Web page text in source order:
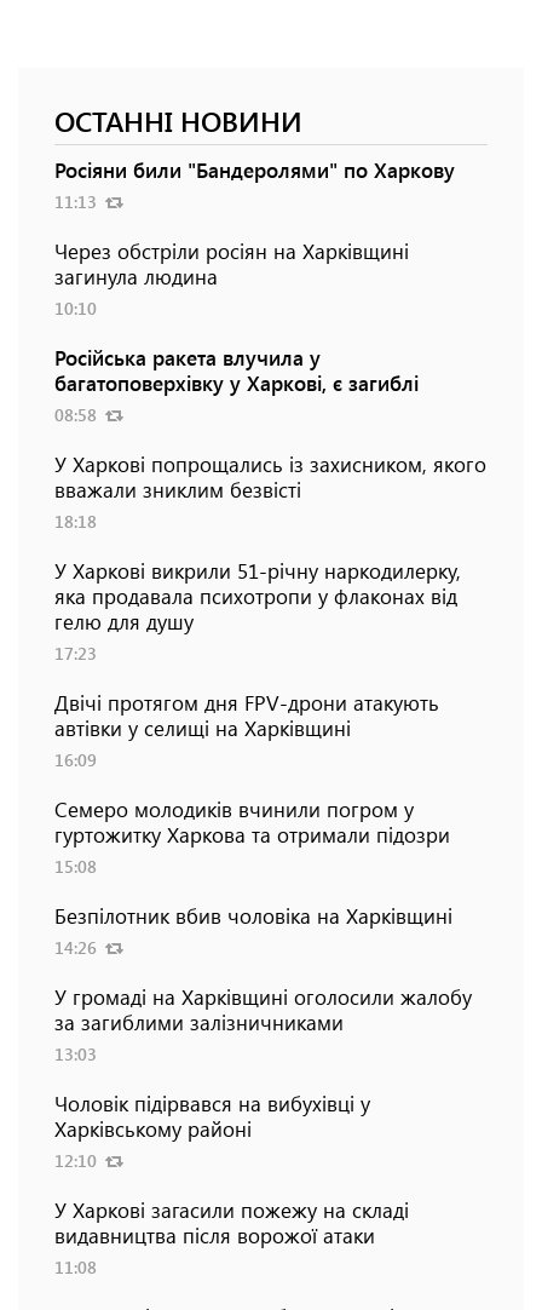
ОСТАННІ НОВИНИ
Росіяни били "Бандеролями" по Харкову
11:13
Через обстріли росіян на Харківщині
загинула людина
10:10
Російська ракета влучила у
багатоповерхівку у Харкові, є загиблі
08:58
У Харкові попрощались із захисником, якого
вважали зниклим безвісті
18:18
У Харкові викрили 51-річну наркодилерку,
яка продавала психотропи у флаконах від
гелю для душу
17:23
Двічі протягом дня FPV-дрони атакують
автівки у селищі на Харківщині
16:09
Семеро молодиків вчинили погром у
гуртожитку Харкова та отримали підозри
15:08
Безпілотник вбив чоловіка на Харківщині
14:26
У громаді на Харківщині оголосили жалобу
за загиблими залізничниками
13:03
Чоловік підірвався на вибухівці у
Харківському районі
12:10
У Харкові загасили пожежу на складі
видавництва після ворожої атаки
11:08